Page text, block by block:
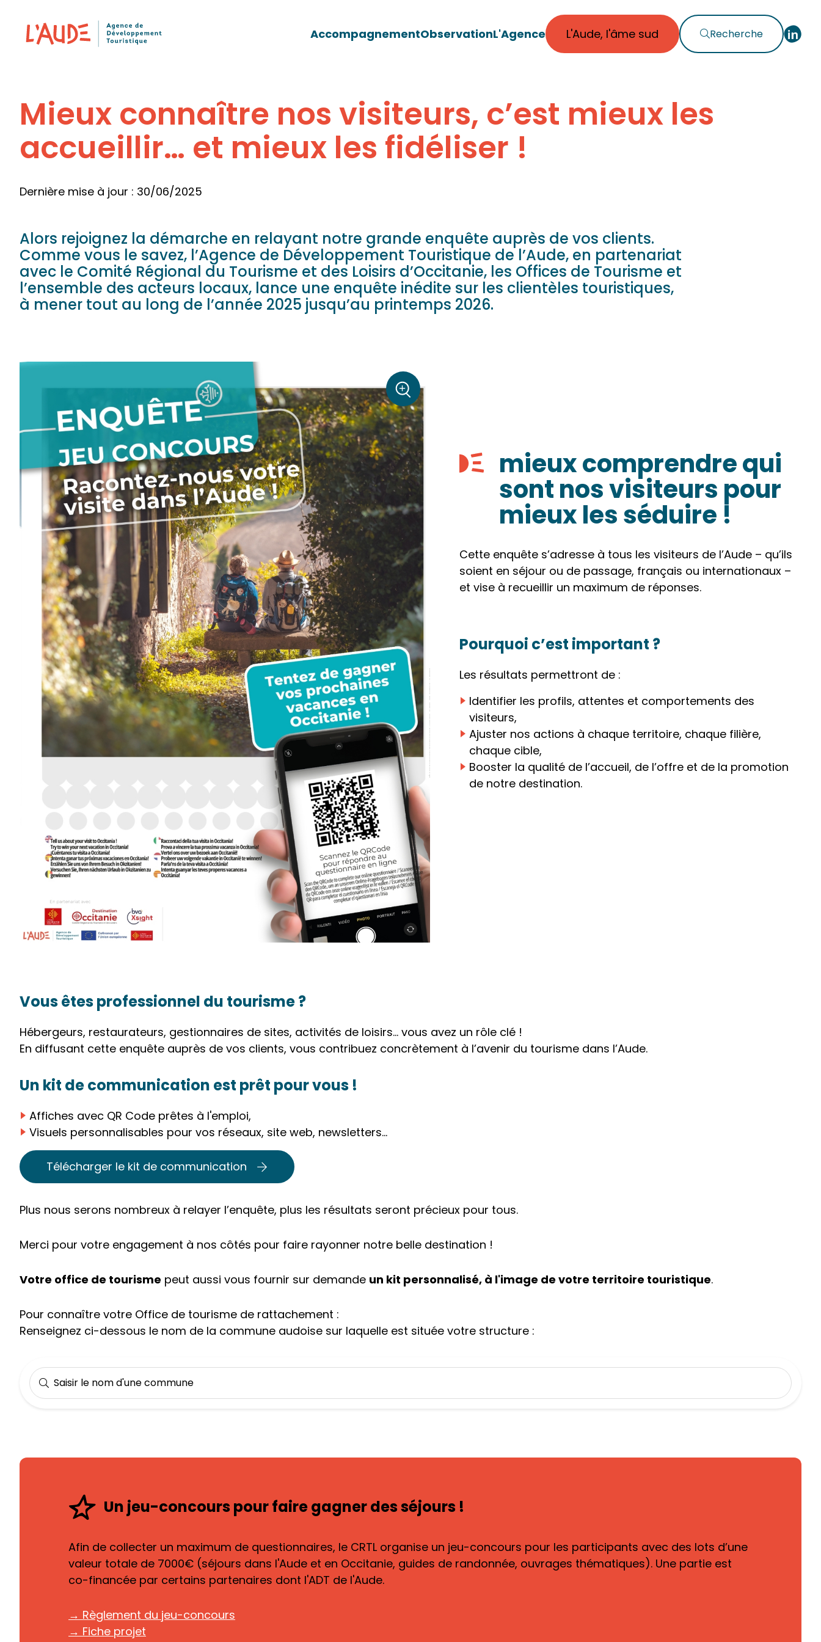
AccompagnementObservationL'Agence L'Aude, l'âme sud Recherche
Mieux connaître nos visiteurs, c’est mieux les
accueillir… et mieux les fidéliser !
Dernière mise à jour : 30/06/2025
Alors rejoignez la démarche en relayant notre grande enquête auprès de vos clients.
Comme vous le savez, l’Agence de Développement Touristique de l’Aude, en partenariat
avec le Comité Régional du Tourisme et des Loisirs d’Occitanie, les Offices de Tourisme et
l’ensemble des acteurs locaux, lance une enquête inédite sur les clientèles touristiques,
à mener tout au long de l’année 2025 jusqu’au printemps 2026.
mieux comprendre qui
sont nos visiteurs pour
mieux les séduire !
Cette enquête s’adresse à tous les visiteurs de l’Aude – qu’ils
soient en séjour ou de passage, français ou internationaux –
et vise à recueillir un maximum de réponses.
Pourquoi c’est important ?
Les résultats permettront de :
Identifier les profils, attentes et comportements des
visiteurs,
Ajuster nos actions à chaque territoire, chaque filière,
chaque cible,
Booster la qualité de l’accueil, de l’offre et de la promotion
de notre destination.
Zoom
+
sur la photo
Vous êtes professionnel du tourisme ?
Hébergeurs, restaurateurs, gestionnaires de sites, activités de loisirs… vous avez un rôle clé !
En diffusant cette enquête auprès de vos clients, vous contribuez concrètement à l’avenir du tourisme dans l’Aude.
Un kit de communication est prêt pour vous !
Affiches avec QR Code prêtes à l'emploi,
Visuels personnalisables pour vos réseaux, site web, newsletters...
Télécharger le kit de communication
Plus nous serons nombreux à relayer l’enquête, plus les résultats seront précieux pour tous.
Merci pour votre engagement à nos côtés pour faire rayonner notre belle destination !
Votre office de tourisme peut aussi vous fournir sur demande un kit personnalisé, à l'image de votre territoire touristique.
Pour connaître votre Office de tourisme de rattachement :
Renseignez ci-dessous le nom de la commune audoise sur laquelle est située votre structure :
Saisir le nom d'une commune
Un jeu-concours pour faire gagner des séjours !
Afin de collecter un maximum de questionnaires, le CRTL organise un jeu-concours pour les participants avec des lots d’une
valeur totale de 7000€ (séjours dans l'Aude et en Occitanie, guides de randonnée, ouvrages thématiques). Une partie est
co-financée par certains partenaires dont l'ADT de l'Aude.
→ Règlement du jeu-concours
→ Fiche projet